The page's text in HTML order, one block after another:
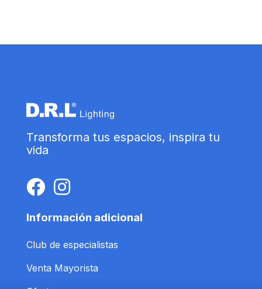
Transforma tus espacios, inspira tu
vida
Información adicional
Club de especialistas
Venta Mayorista